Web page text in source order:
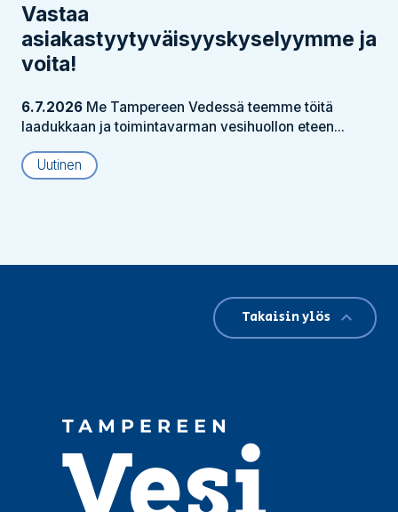
Vastaa
asiakastyytyväisyyskyselyymme ja
voita!
6.7.2026 Me Tampereen Vedessä teemme töitä
laadukkaan ja toimintavarman vesihuollon eteen...
Uutinen
Takaisin ylös